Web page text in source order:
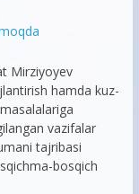
Mirziyoyev
hamda kuz-
vazifalar
tajribasi
bosqich